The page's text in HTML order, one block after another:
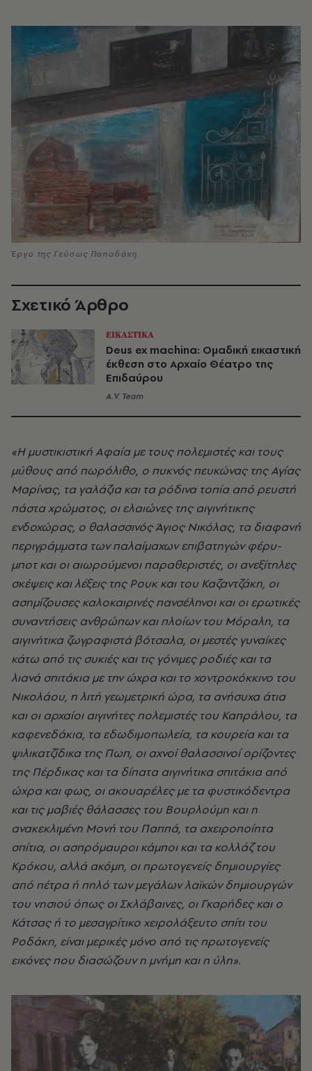
Έργο της Γεύσως Παπαδάκη
Σχετικό Άρθρο
ΕΙΚΑΣΤΙΚΑ
Deus ex machina: Oμαδική εικαστική
έκθεση στο Αρχαίο Θέατρο της
Επιδαύρου
A.V. Team
«Η μυστικιστική Αφαία με τους πολεμιστές και τους
μύθους από πωρόλιθο, ο πυκνός πευκώνας της Αγίας
Μαρίνας, τα γαλάζια και τα ρόδινα τοπία από ρευστή
πάστα χρώματος, οι ελαιώνες της αιγινήτικης
ενδοχώρας, ο θαλασσινός Άγιος Νικόλας, τα διαφανή
περιγράμματα των παλαίμαχων επιβατηγών φέρυ-
μποτ και οι αιωρούμενοι παραθεριστές, οι ανεξίτηλες
σκέψεις και λέξεις της Ρουκ και του Καζαντζάκη, οι
ασημίζουσες καλοκαιρινές πανσέληνοι και οι ερωτικές
συναντήσεις ανθρώπων και πλοίων του Μόραλη, τα
αιγινήτικα ζωγραφιστά βότσαλα, οι μεστές γυναίκες
κάτω από τις συκιές και τις γόνιμες ροδιές και τα
λιανά σπιτάκια με την ώχρα και το χοντροκόκκινο του
Νικολάου, η λιτή γεωμετρική ώρα, τα ανήσυχα άτια
και οι αρχαίοι αιγινήτες πολεμιστές του Καπράλου, τα
καφενεδάκια, τα εδωδιμοπωλεία, τα κουρεία και τα
ψιλικατζίδικα της Πωπ, οι αχνοί θαλασσινοί ορίζοντες
της Πέρδικας και τα δίπατα αιγινήτικα σπιτάκια από
ώχρα και φως, οι ακουαρέλες με τα φυστικόδεντρα
και τις μαβιές θάλασσες του Βουρλούμη και η
ανακεκλιμένη Μονή του Παππά, τα αχειροποίητα
σπίτια, οι ασπρόμαυροι κάμποι και τα κολλάζ του
Κρόκου, αλλά ακόμη, οι πρωτογενείς δημιουργίες
από πέτρα ή πηλό των μεγάλων λαϊκών δημιουργών
του νησιού όπως οι Σκλάβαινες, οι Γκαρήδες και ο
Κάτσας ή το μεσαγρίτικο χειρολάξευτο σπίτι του
Ροδάκη, είναι μερικές μόνο από τις πρωτογενείς
εικόνες που διασώζουν η μνήμη και η ύλη».